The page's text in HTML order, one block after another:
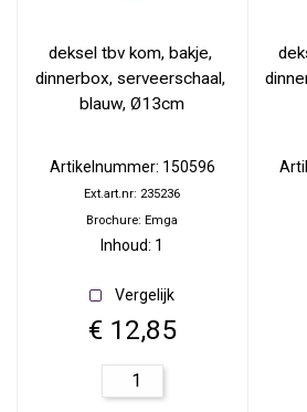
deksel tbv kom, bakje,
dinnerbox, serveerschaal,
blauw, Ø13cm
Artikelnummer: 150596
Ext.art.nr: 235236
Brochure: Emga
Inhoud: 1
Vergelijk
€ 12,85